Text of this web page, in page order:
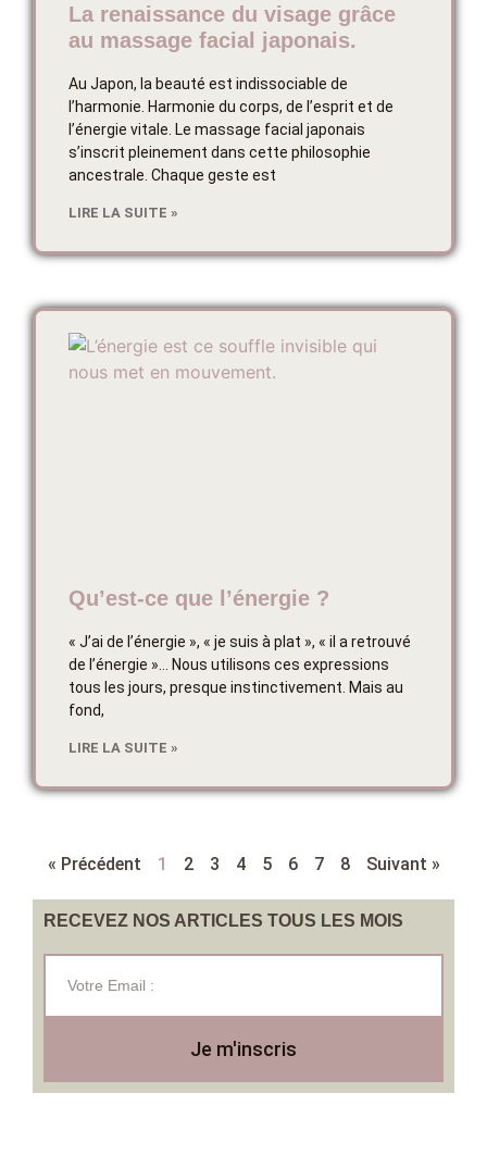
La renaissance du visage grâce
au massage facial japonais.
Au Japon, la beauté est indissociable de
l’harmonie. Harmonie du corps, de l’esprit et de
l’énergie vitale. Le massage facial japonais
s’inscrit pleinement dans cette philosophie
ancestrale. Chaque geste est
LIRE LA SUITE »
Qu’est-ce que l’énergie ?
« J’ai de l’énergie », « je suis à plat », « il a retrouvé
de l’énergie »… Nous utilisons ces expressions
tous les jours, presque instinctivement. Mais au
fond,
LIRE LA SUITE »
« Précédent 1 2 3 4 5 6 7 8 Suivant »
RECEVEZ NOS ARTICLES TOUS LES MOIS
Je m'inscris